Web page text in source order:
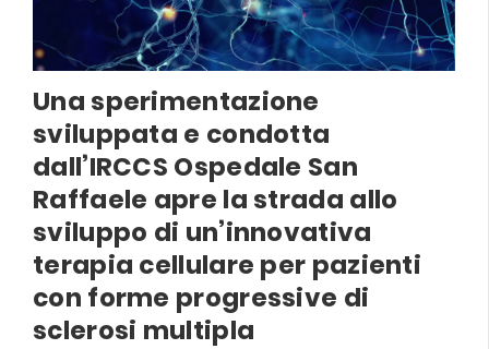
Una sperimentazione
sviluppata e condotta
dall’IRCCS Ospedale San
Raffaele apre la strada allo
sviluppo di un’innovativa
terapia cellulare per pazienti
con forme progressive di
sclerosi multipla